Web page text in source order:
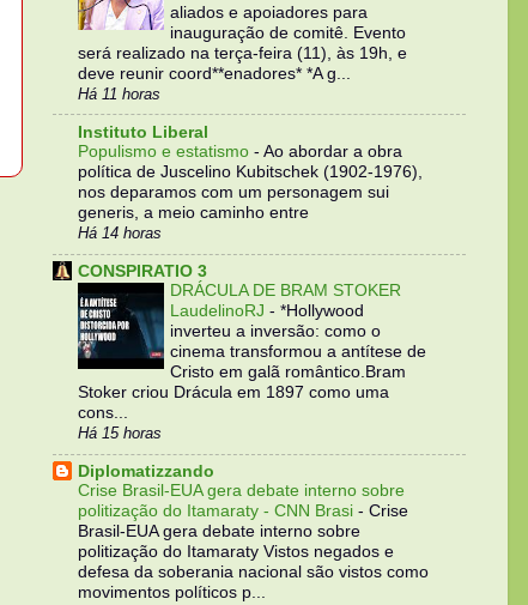
aliados e apoiadores para
inauguração de comitê. Evento
será realizado na terça-feira (11), às 19h, e
deve reunir coord**enadores* *A g...
Há 11 horas
Instituto Liberal
Populismo e estatismo - Ao abordar a obra
política de Juscelino Kubitschek (1902-1976),
nos deparamos com um personagem sui
generis, a meio caminho entre
Há 14 horas
CONSPIRATIO 3
DRÁCULA DE BRAM STOKER
LaudelinoRJ - *Hollywood
inverteu a inversão: como o
cinema transformou a antítese de
Cristo em galã romântico.Bram
Stoker criou Drácula em 1897 como uma
cons...
Há 15 horas
Diplomatizzando
Crise Brasil-EUA gera debate interno sobre
politização do Itamaraty - CNN Brasi - Crise
Brasil-EUA gera debate interno sobre
politização do Itamaraty Vistos negados e
defesa da soberania nacional são vistos como
movimentos políticos p...